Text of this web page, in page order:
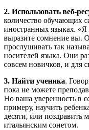
2. Использовать веб-
количество обучающих
иностранных языках. «Я
выразите сомнение вы.
прослушивать так
носителей языка. Они
совсем новичков, и для
3. Найти ученика.
пока не можете
Но ваша уверенность в
примеру, научить
десяти, или
итальянским сонетом.